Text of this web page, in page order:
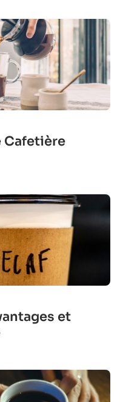
Cafetière
et